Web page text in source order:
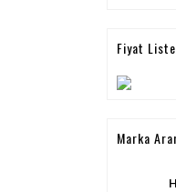
Fiyat
Marka